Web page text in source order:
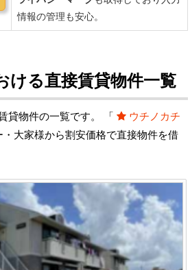
ける直接賃貸物件一覧
貸物件の一覧です。 「
ウチノカチ
・大家様から割安価格で直接物件を借